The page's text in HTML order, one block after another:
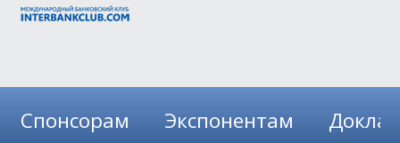
Спонсорам Экспонентам